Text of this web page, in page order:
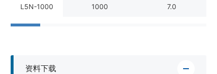
L5N-1000 1000 7.0
资料下载